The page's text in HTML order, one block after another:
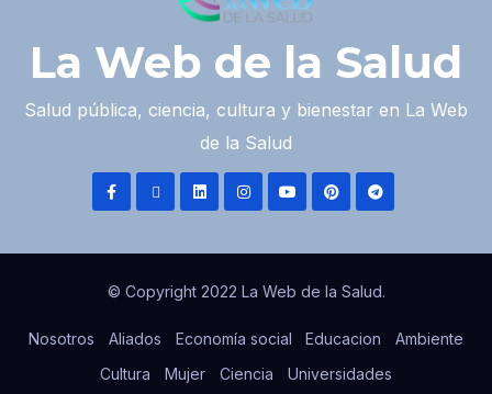
La Web de la Salud
Salud pública, ciencia, cultura y bienestar en La Web
de la Salud
© Copyright 2022 La Web de la Salud.
Nosotros Aliados Economía social Educacion
Ambiente
Cultura
Mujer Ciencia Universidades